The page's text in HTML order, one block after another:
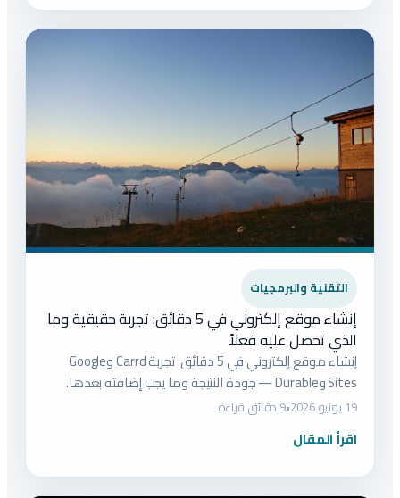
التقنية والبرمجيات
إنشاء موقع إلكتروني في 5 دقائق: تجربة حقيقية وما
الذي تحصل عليه فعلاً
إنشاء موقع إلكتروني في 5 دقائق: تجربة Carrd وGoogle
Sites وDurable — جودة النتيجة وما يجب إضافته بعدها.
19 يونيو 2026 •9 دقائق قراءة
اقرأ المقال